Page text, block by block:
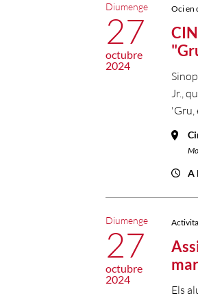
Oci en
Jr.,
'Gru,
A
Diumenge
27
octubre
2024
Els
Diumenge
27
octubre
2024